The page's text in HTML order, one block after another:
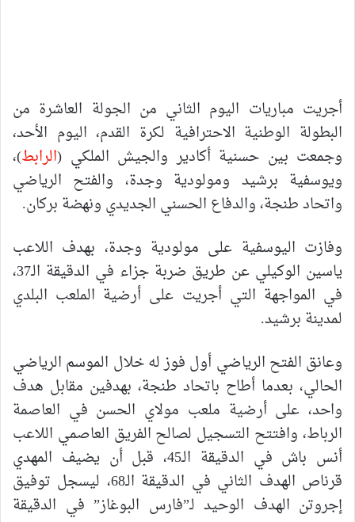
أجريت مباريات اليوم الثاني من الجولة العاشرة من
البطولة الوطنية الاحترافية لكرة القدم، اليوم الأحد،
وجمعت بين حسنية أكادير والجيش الملكي (الرابط)،
ويوسفية برشيد ومولودية وجدة، والفتح الرياضي
واتحاد طنجة، والدفاع الحسني الجديدي ونهضة بركان.
وفازت اليوسفية على مولودية وجدة، بهدف اللاعب
ياسين الوكيلي عن طريق ضربة جزاء في الدقيقة الـ37،
في المواجهة التي أجريت على أرضية الملعب البلدي
لمدينة برشيد.
وعانق الفتح الرياضي أول فوز له خلال الموسم الرياضي
الحالي، بعدما أطاح باتحاد طنجة، بهدفين مقابل هدف
واحد، على أرضية ملعب مولاي الحسن في العاصمة
الرباط، وافتتح التسجيل لصالح الفريق العاصمي اللاعب
أنس باش في الدقيقة الـ45، قبل أن يضيف المهدي
قرناص الهدف الثاني في الدقيقة الـ68، ليسجل توفيق
إجروتن الهدف الوحيد لـ”فارس البوغاز” في الدقيقة